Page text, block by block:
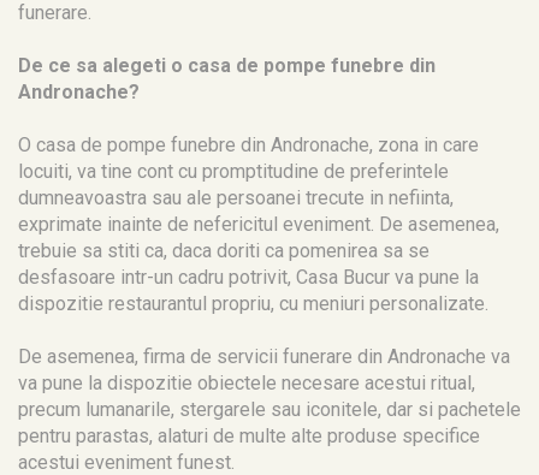
funerare.
De ce sa alegeti o casa de pompe funebre din
Andronache?
O casa de pompe funebre din Andronache, zona in care
locuiti, va tine cont cu promptitudine de preferintele
dumneavoastra sau ale persoanei trecute in nefiinta,
exprimate inainte de nefericitul eveniment. De asemenea,
trebuie sa stiti ca, daca doriti ca pomenirea sa se
desfasoare intr-un cadru potrivit, Casa Bucur va pune la
dispozitie restaurantul propriu, cu meniuri personalizate.
De asemenea, firma de servicii funerare din Andronache va
va pune la dispozitie obiectele necesare acestui ritual,
precum lumanarile, stergarele sau iconitele, dar si pachetele
pentru parastas, alaturi de multe alte produse specifice
acestui eveniment funest.